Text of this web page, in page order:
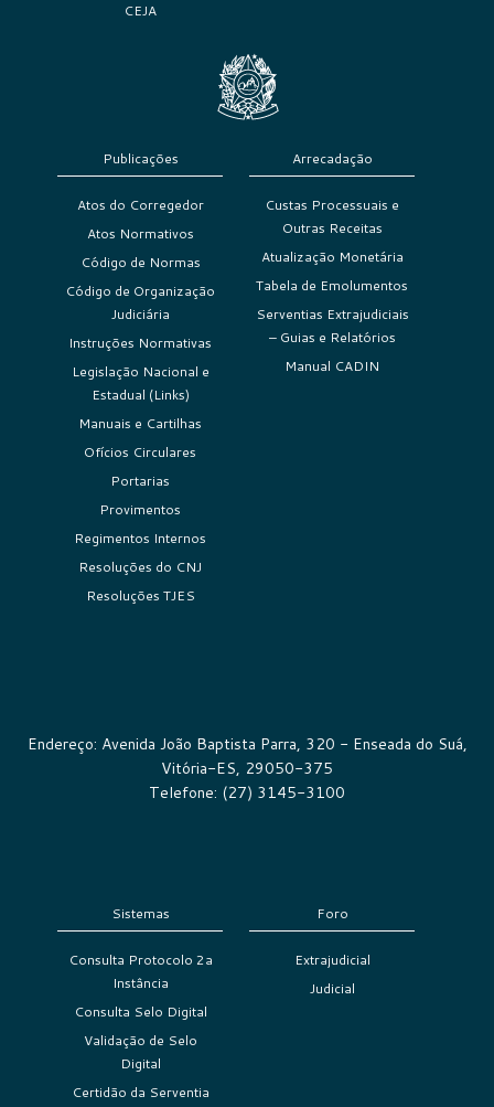
CEJA
Publicações
Atos do Corregedor
Atos Normativos
Código de Normas
Código de Organização
Judiciária
Instruções Normativas
Legislação Nacional e
Estadual (Links)
Manuais e Cartilhas
Ofícios Circulares
Portarias
Provimentos
Regimentos Internos
Resoluções do CNJ
Resoluções TJES
Arrecadação
Custas Processuais e
Outras Receitas
Atualização Monetária
Tabela de Emolumentos
Serventias Extrajudiciais
– Guias e Relatórios
Manual CADIN
Endereço: Avenida João Baptista Parra, 320 - Enseada do Suá,
Vitória-ES, 29050-375
Telefone: (27) 3145-3100
Sistemas
Consulta Protocolo 2a
Instância
Consulta Selo Digital
Validação de Selo
Digital
Certidão da Serventia
Foro
Extrajudicial
Judicial